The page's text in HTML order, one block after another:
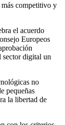
competitivo y
el acuerdo
Europeos
sector digital un
no
pequeñas
la libertad de